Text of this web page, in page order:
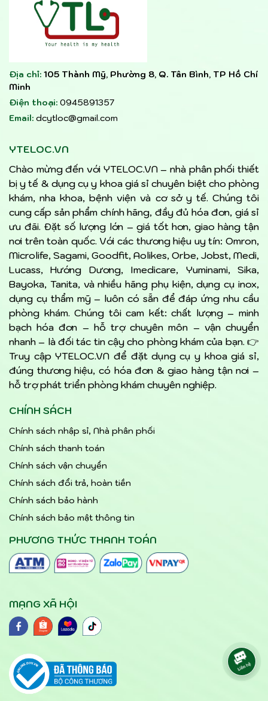
Địa chỉ: 105 Thành Mỹ, Phường 8, Q. Tân Bình, TP Hồ Chí
Minh
Điện thoại: 0945891357
Email: dcytloc@gmail.com
YTELOC.VN
Chào mừng đến với YTELOC.VN – nhà phân phối thiết
bị y tế & dụng cụ y khoa giá sỉ chuyên biệt cho phòng
khám, nha khoa, bệnh viện và cơ sở y tế. Chúng tôi
cung cấp sản phẩm chính hãng, đầy đủ hóa đơn, giá sỉ
ưu đãi. Đặt số lượng lớn – giá tốt hơn, giao hàng tận
nơi trên toàn quốc. Với các thương hiệu uy tín: Omron,
Microlife, Sagami, Goodfit, Aolikes, Orbe, Jobst, Medi,
Lucass, Hướng Dương, Imedicare, Yuminami, Sika,
Bayoka, Tanita, và nhiều hãng phụ kiện, dụng cụ inox,
dụng cụ thẩm mỹ – luôn có sẵn để đáp ứng nhu cầu
phòng khám. Chúng tôi cam kết: chất lượng – minh
bạch hóa đơn – hỗ trợ chuyên môn – vận chuyển
nhanh – là đối tác tin cậy cho phòng khám của bạn. 👉
Truy cập YTELOC.VN để đặt dụng cụ y khoa giá sỉ,
đúng thương hiệu, có hóa đơn & giao hàng tận nơi –
hỗ trợ phát triển phòng khám chuyên nghiệp.
CHÍNH SÁCH
Chính sách nhập sỉ, Nhà phân phối
Chính sách thanh toán
Chính sách vận chuyển
Chính sách đổi trả, hoàn tiền
Chính sách bảo hành
Chính sách bảo mật thông tin
PHƯƠNG THỨC THANH TOÁN
MẠNG XÃ HỘI